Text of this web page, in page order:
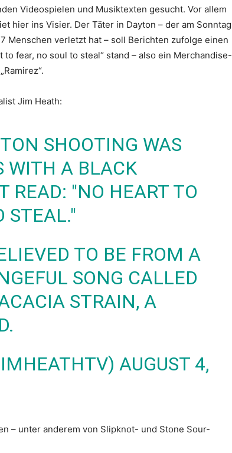
Videospielen und Musiktexten gesucht. Vor allem
hier ins Visier. Der Täter in Dayton – der am Sonntag
Menschen verletzt hat – soll Berichten zufolge einen
fear, no soul to steal“ stand – also ein Merchandise-
Jim Heath:
SHOOTING WAS
WITH A BLACK
READ: "NO HEART TO
STEAL."
TO BE FROM A
SONG CALLED
STRAIN, A
AUGUST 4,
– unter anderem von Slipknot- und Stone Sour-